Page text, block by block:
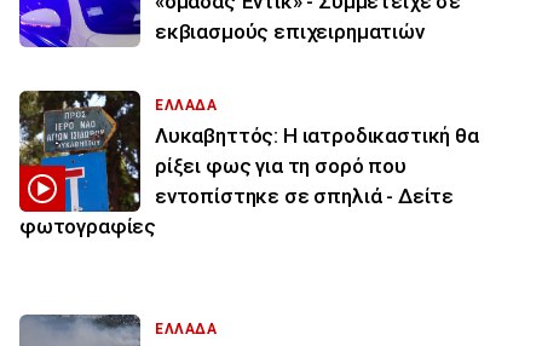
εκβιασμούς επιχειρηματιών
ΕΛΛΑΔΑ
Λυκαβηττός: Η ιατροδικαστική θα
ρίξει φως για τη σορό που
εντοπίστηκε σε σπηλιά - Δείτε
φωτογραφίες
ΕΛΛΑΔΑ